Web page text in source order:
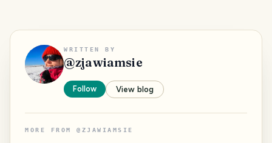
WRITTEN BY
@zjawiamsie
Follow View blog
MORE FROM @ ZJAWIAMSIE